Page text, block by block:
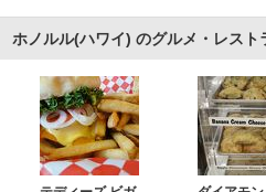
ホノルル(ハワイ) のグルメ・レスト